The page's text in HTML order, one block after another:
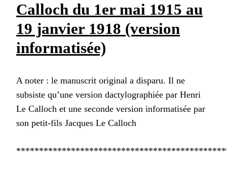
Calloch du 1er mai 1915 au
19 janvier 1918 (version
informatisée)
A noter : le manuscrit original a disparu. Il ne
subsiste qu’une version dactylographiée par Henri
Le Calloch et une seconde version informatisée par
son petit-fils Jacques Le Calloch